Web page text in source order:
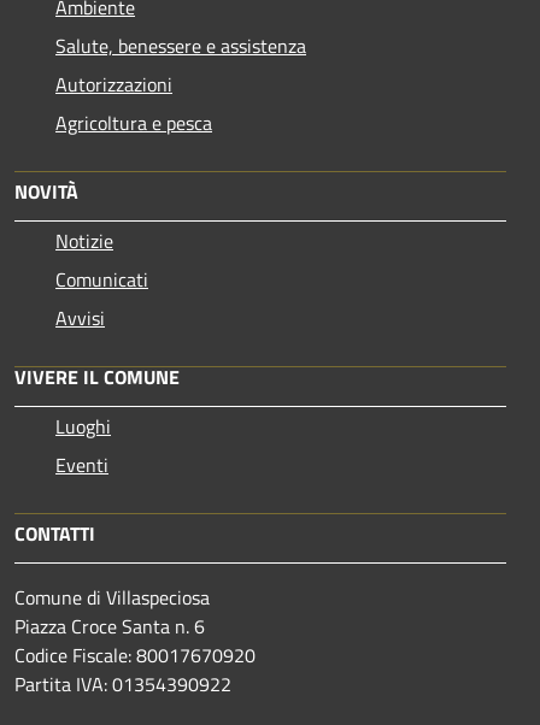
Ambiente
Salute, benessere e assistenza
Autorizzazioni
Agricoltura e pesca
NOVITÀ
Notizie
Comunicati
Avvisi
VIVERE IL COMUNE
Luoghi
Eventi
CONTATTI
Comune di Villaspeciosa
Piazza Croce Santa n. 6
Codice Fiscale: 80017670920
Partita IVA: 01354390922